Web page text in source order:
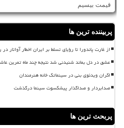
قیمت بیسیم
پربیننده ترین ها
از غارت پاندورا تا رؤیای تسلط بر ایران اخطار آواتار
عشق در دل بماند شنیدنی شد نتیجه چند ماه تمرین
اکران ویدئوی بنی در سینماتک خانه هنرمندان
صدابردار و صداگذار پیشکسوت سینما درگذشت
پربحث ترین ها